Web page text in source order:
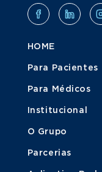
HOME
Para Pacientes
Para Médicos
Institucional
O Grupo
Parcerias